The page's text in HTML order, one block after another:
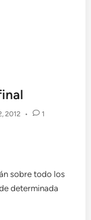
2012 • 1
sobre todo los
determinada